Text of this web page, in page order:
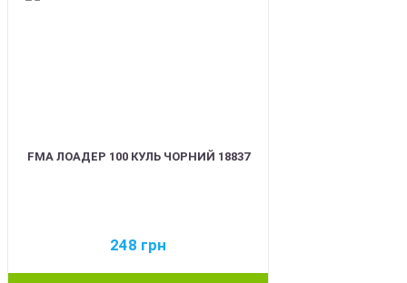
FMA ЛОАДЕР 100 КУЛЬ ЧОРНИЙ 18837
248 грн